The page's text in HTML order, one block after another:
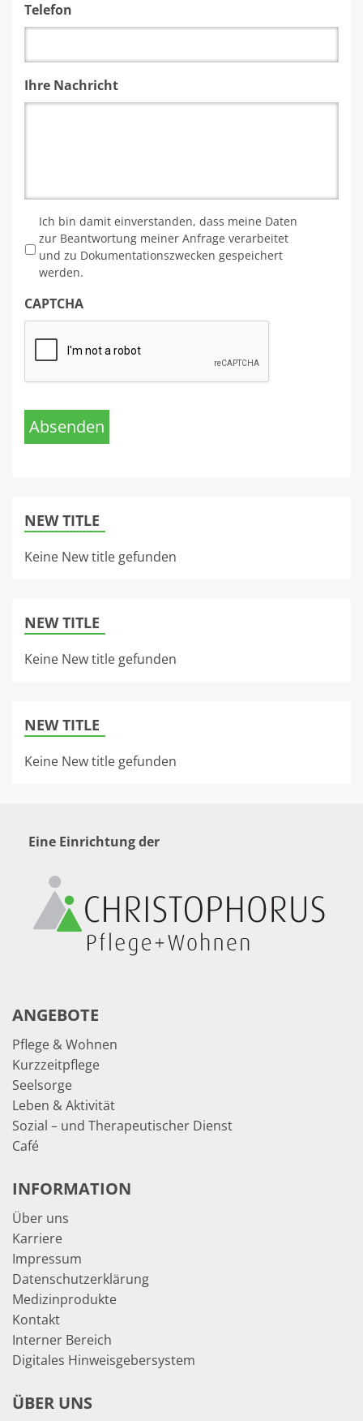
Telefon
Ihre Nachricht
Ich bin damit einverstanden, dass meine Daten
zur Beantwortung meiner Anfrage verarbeitet
und zu Dokumentationszwecken gespeichert
werden.
CAPTCHA
Absenden
NEW TITLE
Keine New title gefunden
NEW TITLE
Keine New title gefunden
NEW TITLE
Keine New title gefunden
Eine Einrichtung der
ANGEBOTE
Pflege & Wohnen
Kurzzeitpflege
Seelsorge
Leben & Aktivität
Sozial – und Therapeutischer Dienst
Café
INFORMATION
Über uns
Karriere
Impressum
Datenschutzerklärung
Medizinprodukte
Kontakt
Interner Bereich
Digitales Hinweisgebersystem
ÜBER UNS